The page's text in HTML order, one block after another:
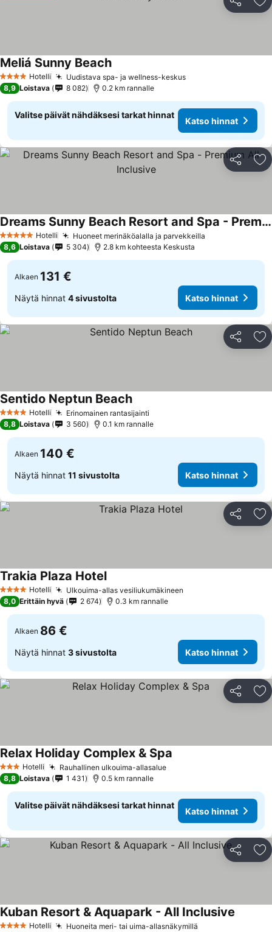
Jaa
4 Tähtiluokitus
Hotelli Uudistava spa- ja wellness-keskus
Meliá Sunny Beach
8,9 Loistava 8 082 0.2 km rannalle
Valitse päivät nähdäksesi tarkat hinnat
Katso hinnat
Jaa
5 Tähtiluokitus
Hotelli Huoneet merinäköalalla ja parvekkeilla
Dreams Sunny Beach Resort and Spa - Premium All Inclusive
8,6 Loistava 5 304 2.8 km kohteesta Keskusta
Alkaen 131 €
Näytä hinnat 4 sivustolta Katso hinnat
Jaa
4 Tähtiluokitus
Hotelli Erinomainen rantasijainti
Sentido Neptun Beach
8,8 Loistava 3 560 0.1 km rannalle
Alkaen 140 €
Näytä hinnat 11 sivustolta Katso hinnat
Jaa
4 Tähtiluokitus
Hotelli Ulkouima-allas vesiliukumäkineen
Trakia Plaza Hotel
8,0 Erittäin hyvä 2 674 0.3 km rannalle
Alkaen 86 €
Näytä hinnat 3 sivustolta Katso hinnat
Jaa
3 Tähtiluokitus
Hotelli Rauhallinen ulkouima-allasalue
Relax Holiday Complex & Spa
8,8 Loistava 1 431 0.5 km rannalle
Valitse päivät nähdäksesi tarkat hinnat
Katso hinnat
Jaa
4 Tähtiluokitus
Hotelli Huoneita meri- tai uima-allasnäkymillä
Kuban Resort & Aquapark - All Inclusive